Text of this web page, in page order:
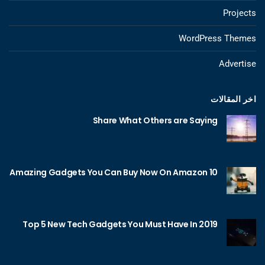
Projects
WordPress Themes
Advertise
اخر المقالات
Share What Others are Saying
10 Amazing Gadgets You Can Buy Now On Amazon
Top 5 New Tech Gadgets You Must Have In 2019